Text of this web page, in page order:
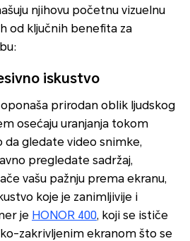
njihovu početnu vizuelnu
od ključnih benefita za
iskustvo
prirodan oblik ljudskog
osećaju uranjanja tokom
da gledate video snimke,
pregledate sadržaj,
vašu pažnju prema ekranu,
koje je zanimljivije i
je HONOR 400, koji se ističe
zakrivljenim ekranom što se